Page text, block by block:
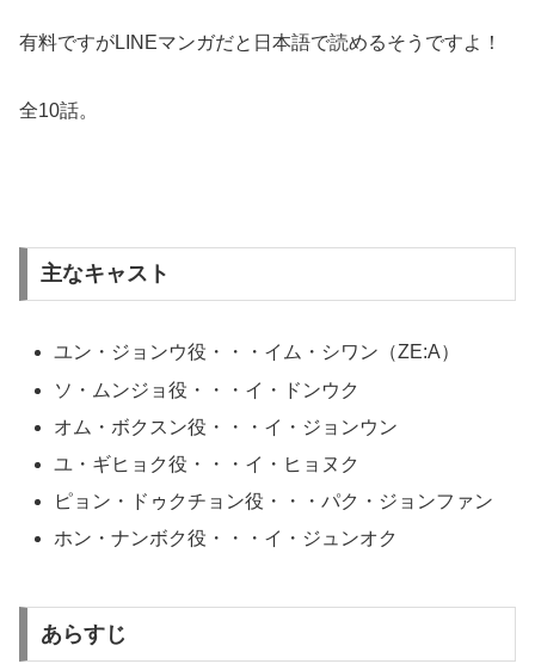
有料ですがLINEマンガだと日本語で読めるそうですよ！
全10話。
主なキャスト
ユン・ジョンウ役・・・ イム・シワン（ZE:A）
ソ・ムンジョ役・・・ イ・ドンウク
オム・ボクスン役・・・イ・ジョンウン
ユ・ギヒョク役・・・イ・ヒョヌク
ピョン・ドゥクチョン役・・・パク・ジョンファン
ホン・ナンボク役・・・イ・ジュンオク
あらすじ